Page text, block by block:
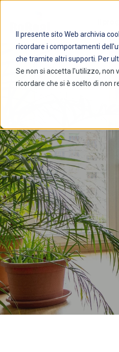
Il presente sito Web archivia
ricordare i comportamenti
che tramite altri supporti. Per
Se non si accetta l'utilizzo, non
ricordare che si è scelto di non